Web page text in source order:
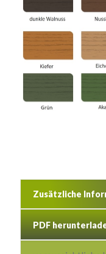
Zusätzliche
PDF